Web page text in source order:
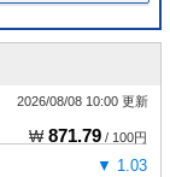
2026/08/08 10:00 更新
₩871.79 / 100円
▼ 1.03